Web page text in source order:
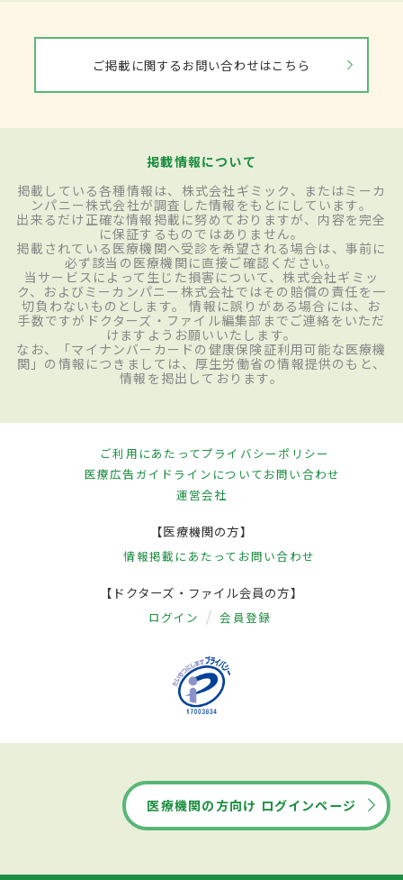
ご掲載に関するお問い合わせはこちら
掲載情報について
掲載している各種情報は、株式会社ギミック、またはミーカ
ンパニー株式会社が調査した情報をもとにしています。
出来るだけ正確な情報掲載に努めておりますが、内容を完全
に保証するものではありません。
掲載されている医療機関へ受診を希望される場合は、事前に
必ず該当の医療機関に直接ご確認ください。
当サービスによって生じた損害について、株式会社ギミッ
ク、およびミーカンパニー株式会社ではその賠償の責任を一
切負わないものとします。 情報に誤りがある場合には、お
手数ですがドクターズ・ファイル編集部までご連絡をいただ
けますようお願いいたします。
なお、「マイナンバーカードの健康保険証利用可能な医療機
関」の情報につきましては、厚生労働省の情報提供のもと、
情報を掲出しております。
ご利用にあたってプライバシーポリシー
医療広告ガイドラインについてお問い合わせ
運営会社
【医療機関の方】
情報掲載にあたって お問い合わせ
【ドクターズ・ファイル会員の方】
ログイン 会員登録
医療機関の方向け ログインページ